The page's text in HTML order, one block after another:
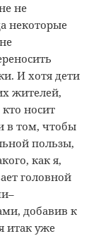
не
некоторые
И хотя дети
жителей,
носит
в том, чтобы
пользы,
как я,
головной
добавив к
итак уже